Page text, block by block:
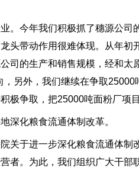
今年我们积极抓了穗源公司
头带动作用很难体现。从年
司的生产和销售规模，经和太
另外，我们继续在争取
极争取，把25000吨面粉厂项
化粮食流通体制改革。
于进一步深化粮食流通体制
者。为此，我们组织广大干